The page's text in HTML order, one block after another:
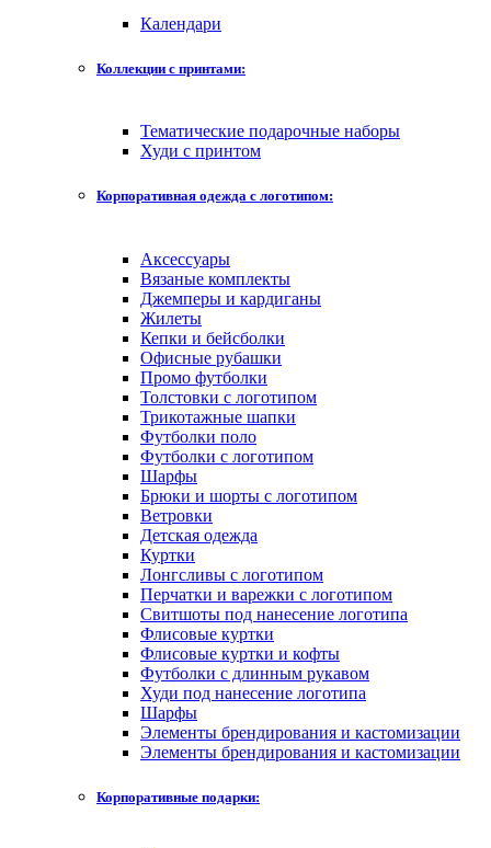
Календари
Коллекции с принтами:
Тематические подарочные наборы
Худи с принтом
Корпоративная одежда с логотипом:
Аксессуары
Вязаные комплекты
Джемперы и кардиганы
Жилеты
Кепки и бейсболки
Офисные рубашки
Промо футболки
Толстовки с логотипом
Трикотажные шапки
Футболки поло
Футболки с логотипом
Шарфы
Брюки и шорты с логотипом
Ветровки
Детская одежда
Куртки
Лонгсливы с логотипом
Перчатки и варежки с логотипом
Свитшоты под нанесение логотипа
Флисовые куртки
Флисовые куртки и кофты
Футболки с длинным рукавом
Худи под нанесение логотипа
Шарфы
Элементы брендирования и кастомизации
Элементы брендирования и кастомизации
Корпоративные подарки: